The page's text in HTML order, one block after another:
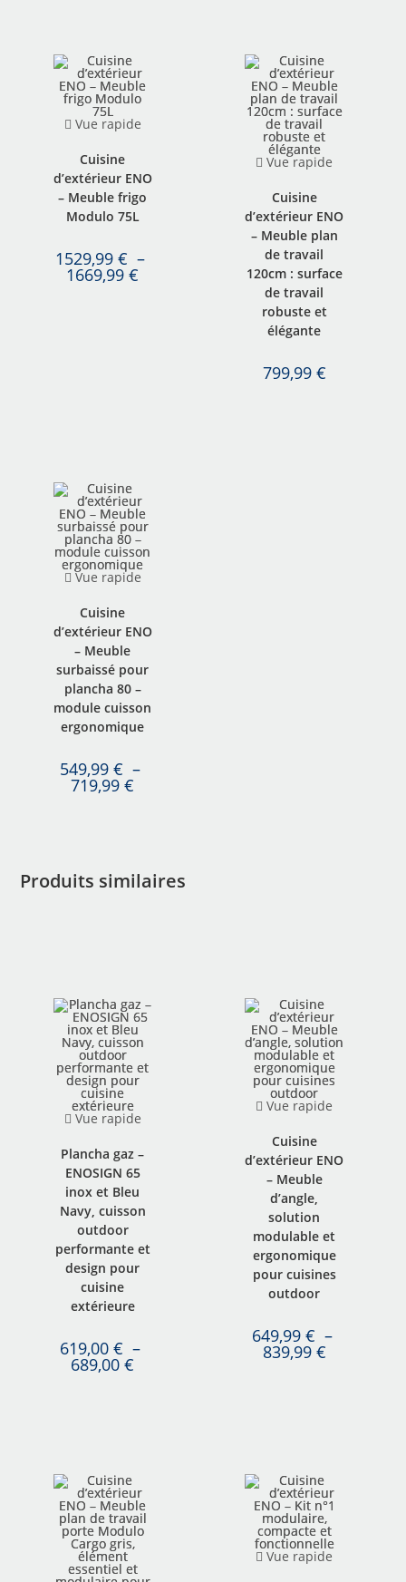
Vue rapide
Cuisine
d’extérieur ENO
– Meuble frigo
Modulo 75L
1529,99€ –
1669,99€
Vue rapide
Cuisine
d’extérieur ENO
– Meuble plan
de travail
120cm : surface
de travail
robuste et
élégante
799,99 €
Vue rapide
Cuisine
d’extérieur ENO
– Meuble
surbaissé pour
plancha 80 –
module cuisson
ergonomique
549,99€ –
719,99€
Produits similaires
Vue rapide
Plancha gaz –
ENOSIGN 65
inox et Bleu
Navy, cuisson
outdoor
performante et
design pour
cuisine
extérieure
619,00€ –
689,00€
Vue rapide
Cuisine
d’extérieur ENO
– Meuble
d’angle,
solution
modulable et
ergonomique
pour cuisines
outdoor
649,99 € –
839,99 €
Vue rapide